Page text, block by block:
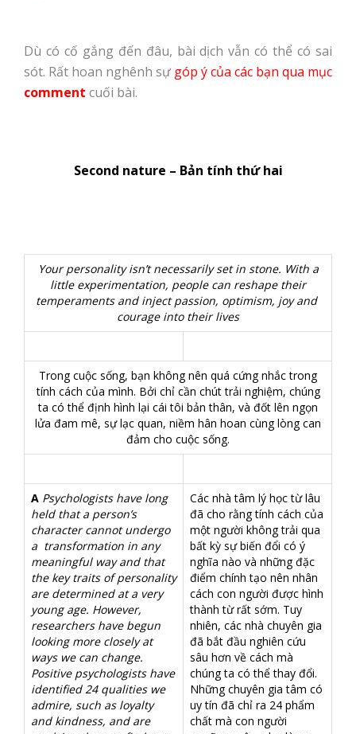
Dù có cố gắng đến đâu, bài dịch vẫn có thể có sai
sót. Rất hoan nghênh sự góp ý của các bạn qua mục
comment cuối bài.
Second nature – Bản tính thứ hai
Your personality isn’t necessarily set in stone. With a
little experimentation, people can reshape their
temperaments and inject passion, optimism, joy and
courage into their lives
Trong cuộc sống, bạn không nên quá cứng nhắc trong
tính cách của mình. Bởi chỉ cần chút trải nghiệm, chúng
ta có thể định hình lại cái tôi bản thân, và đốt lên ngọn
lửa đam mê, sự lạc quan, niềm hân hoan cùng lòng can
đảm cho cuộc sống.
A Psychologists have long
held that a person’s
character cannot undergo
a transformation in any
meaningful way and that
the key traits of personality
are determined at a very
young age. However,
researchers have begun
looking more closely at
ways we can change.
Positive psychologists have
identified 24 qualities we
admire, such as loyalty
and kindness, and are
Các nhà tâm lý học từ lâu
đã cho rằng tính cách của
một người không trải qua
bất kỳ sự biến đổi có ý
nghĩa nào và những đặc
điểm chính tạo nên nhân
cách con người được hình
thành từ rất sớm. Tuy
nhiên, các nhà chuyên gia
đã bắt đầu nghiên cứu
sâu hơn về cách mà
chúng ta có thể thay đổi.
Những chuyên gia tâm có
uy tín đã chỉ ra 24 phẩm
chất mà con người